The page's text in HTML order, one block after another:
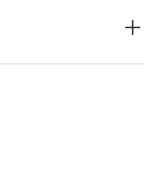
与小吃，以及文华饼店的精